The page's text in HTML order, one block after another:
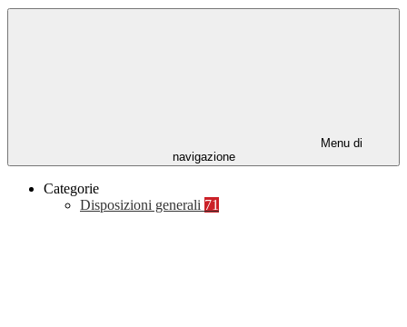
Menu di
navigazione
Categorie
Disposizioni generali 71